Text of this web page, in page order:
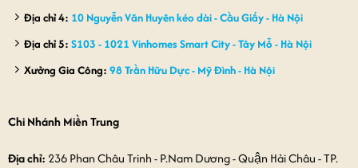
Địa chỉ 4: 10 Nguyễn Văn Huyên kéo dài - Cầu Giấy - Hà Nội
Địa chỉ 5: S103 - 1021 Vinhomes Smart City - Tây Mỗ - Hà Nội
Xưởng Gia Công: 98 Trần Hữu Dực - Mỹ Đình - Hà Nội
Chi Nhánh Miền Trung
Địa chỉ: 236 Phan Châu Trinh - P.Nam Dương - Quận Hải Châu - TP.